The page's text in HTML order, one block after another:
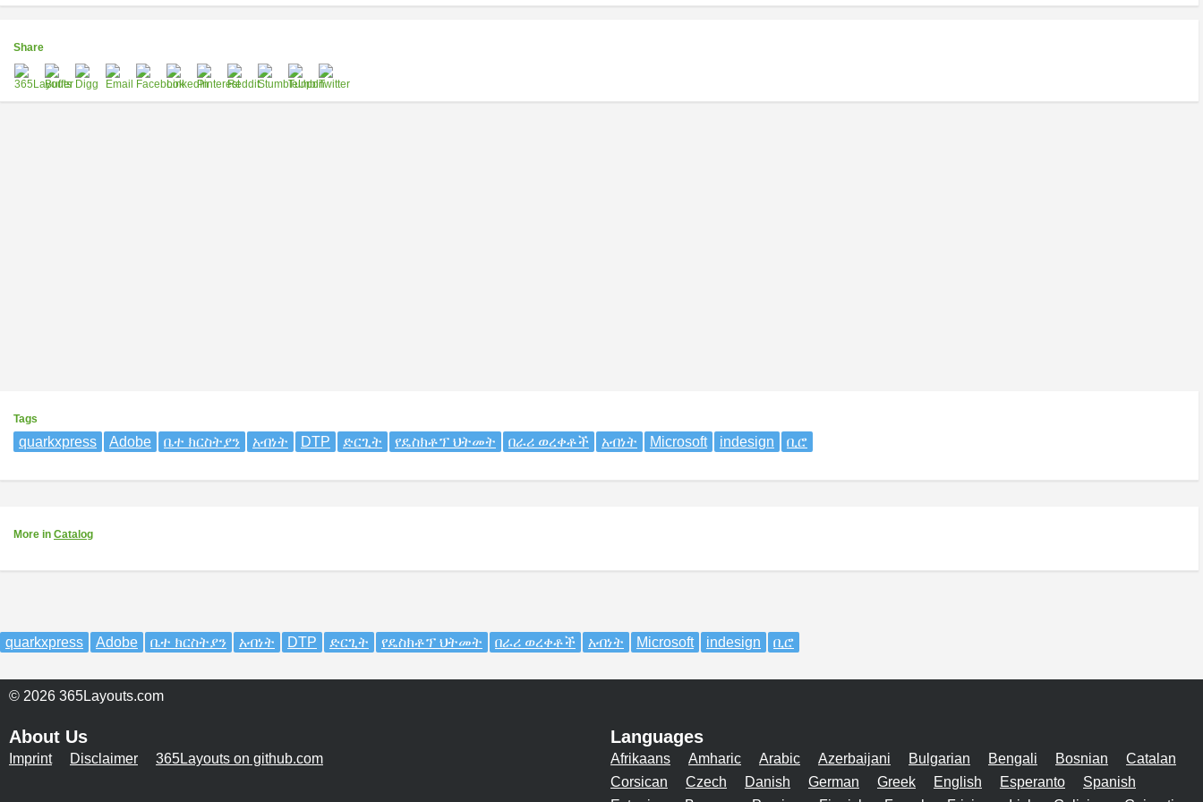
Share
Tags
quarkxpress Adobe ቤተ ክርስትያን አብነት DTP ድርጊት የዴስክቶፕ ህትመት በራሪ ወረቀቶች አብነት Microsoft indesign ቢሮ
More in Catalog
quarkxpress Adobe ቤተ ክርስትያን አብነት DTP ድርጊት የዴስክቶፕ ህትመት በራሪ ወረቀቶች አብነት Microsoft indesign ቢሮ
© 2026 365Layouts.com
About Us
Imprint Disclaimer 365Layouts on github.com
Languages
Afrikaans Amharic Arabic Azerbaijani Bulgarian Bengali Bosnian
Catalan
Corsican
Czech Danish German Greek English Esperanto
Spanish